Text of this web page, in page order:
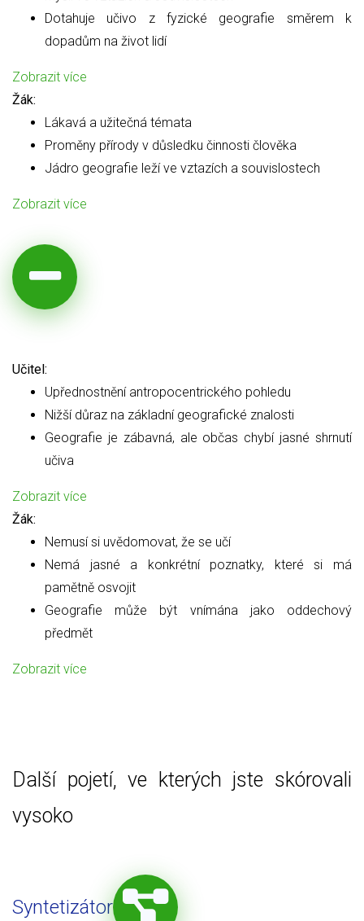
Dotahuje učivo z fyzické geografie směrem k
dopadům na život lidí
Zobrazit více
Žák:
Lákavá a užitečná témata
Proměny přírody v důsledku činnosti člověka
Jádro geografie leží ve vztazích a souvislostech
Zobrazit více
Učitel:
Upřednostnění antropocentrického pohledu
Nižší důraz na základní geografické znalosti
Geografie je zábavná, ale občas chybí jasné shrnutí
učiva
Zobrazit více
Žák:
Nemusí si uvědomovat, že se učí
Nemá jasné a konkrétní poznatky, které si má
pamětně osvojit
Geografie může být vnímána jako oddechový
předmět
Zobrazit více
Další pojetí, ve kterých jste skórovali
vysoko
Syntetizátor